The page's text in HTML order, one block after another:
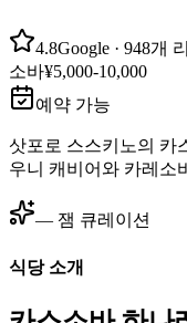
4.8Google · 948개
소바¥5,000-10,000
예약 가능
삿포로 스스키노의 카
우니 캐비어와 카레소
— 잼 큐레이션
식당 소개